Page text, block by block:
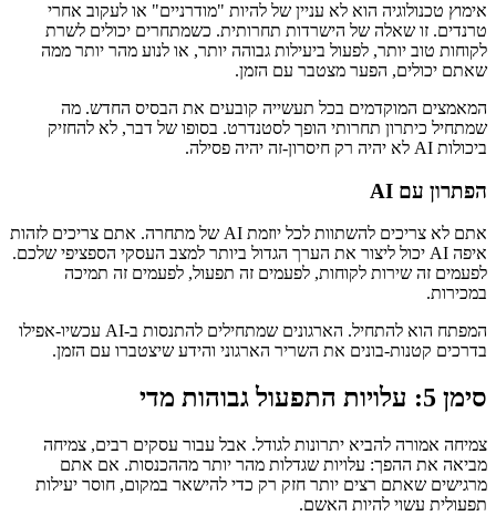
אימוץ טכנולוגיה הוא לא עניין של להיות "מודרניים" או לעקוב אחרי
טרנדים. זו שאלה של הישרדות תחרותית. כשמתחרים יכולים לשרת
לקוחות טוב יותר, לפעול ביעילות גבוהה יותר, או לנוע מהר יותר ממה
שאתם יכולים, הפער מצטבר עם הזמן.
המאמצים המוקדמים בכל תעשייה קובעים את הבסיס החדש. מה
שמתחיל כיתרון תחרותי הופך לסטנדרט. בסופו של דבר, לא להחזיק
ביכולות AI לא יהיה רק חיסרון-זה יהיה פסילה.
הפתרון עם AI
אתם לא צריכים להשתוות לכל יוזמת AI של מתחרה. אתם צריכים לזהות
איפה AI יכול ליצור את הערך הגדול ביותר למצב העסקי הספציפי שלכם.
לפעמים זה שירות לקוחות, לפעמים זה תפעול, לפעמים זה תמיכה
במכירות.
המפתח הוא להתחיל. הארגונים שמתחילים להתנסות ב-AI עכשיו-אפילו
בדרכים קטנות-בונים את השריר הארגוני והידע שיצטברו עם הזמן.
סימן 5: עלויות התפעול גבוהות מדי
צמיחה אמורה להביא יתרונות לגודל. אבל עבור עסקים רבים, צמיחה
מביאה את ההפך: עלויות שגדלות מהר יותר מההכנסות. אם אתם
מרגישים שאתם רצים יותר חזק רק כדי להישאר במקום, חוסר יעילות
תפעולית עשוי להיות האשם.